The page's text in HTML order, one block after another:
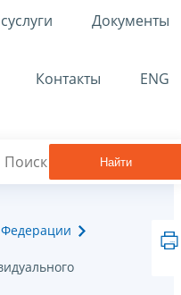
Документы
Контакты ENG
Найти
Федерации